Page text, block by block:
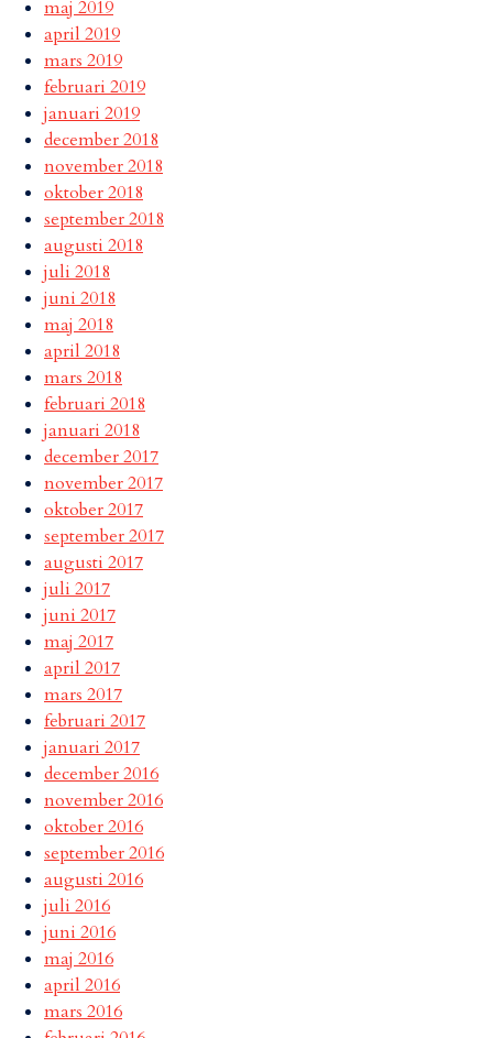
maj 2019
april 2019
mars 2019
februari 2019
januari 2019
december 2018
november 2018
oktober 2018
september 2018
augusti 2018
juli 2018
juni 2018
maj 2018
april 2018
mars 2018
februari 2018
januari 2018
december 2017
november 2017
oktober 2017
september 2017
augusti 2017
juli 2017
juni 2017
maj 2017
april 2017
mars 2017
februari 2017
januari 2017
december 2016
november 2016
oktober 2016
september 2016
augusti 2016
juli 2016
juni 2016
maj 2016
april 2016
mars 2016